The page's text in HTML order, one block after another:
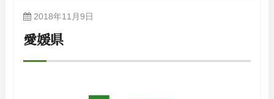
2018年11月9日
愛媛県